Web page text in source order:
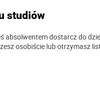
studiów
absolwentem dostarcz do
osobiście lub otrzymasz